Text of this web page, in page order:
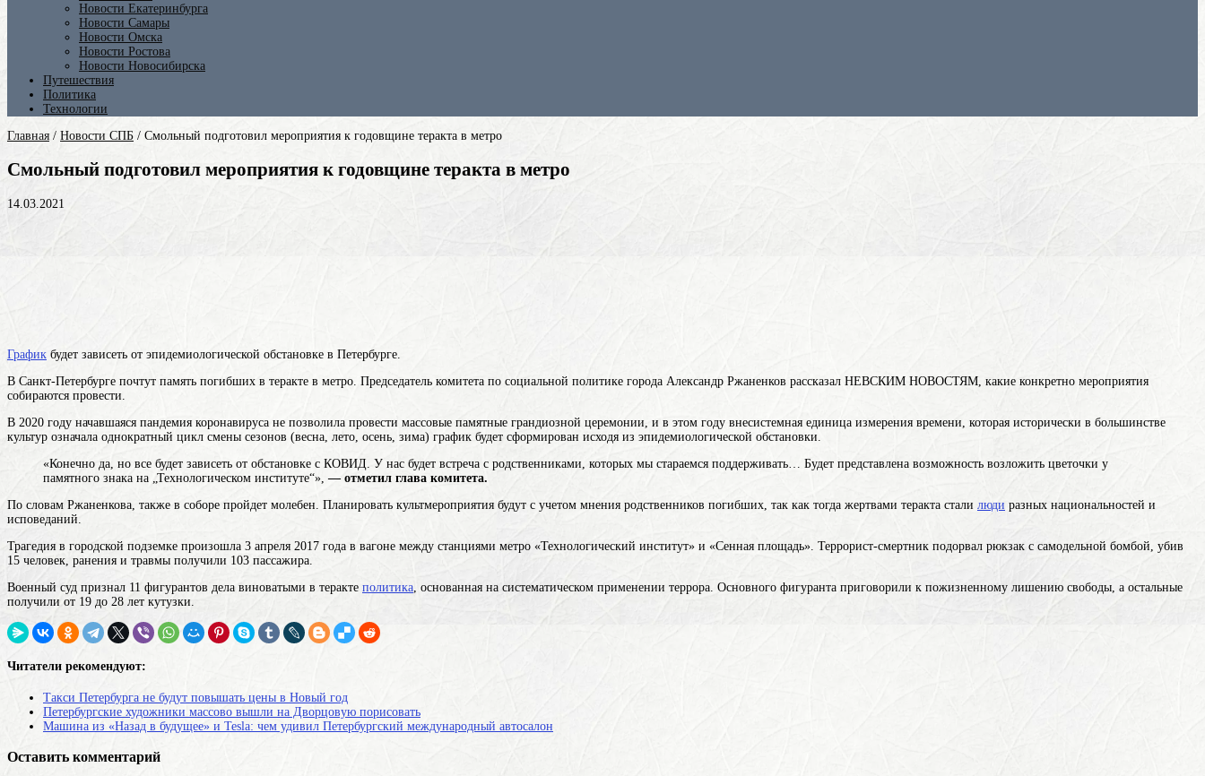
Новости Екатеринбурга
Новости Самары
Новости Омска
Новости Ростова
Новости Новосибирска
Путешествия
Политика
Технологии
Главная / Новости СПБ / Смольный подготовил мероприятия к годовщине теракта в метро
Смольный подготовил мероприятия к годовщине теракта в метро
14.03.2021
График будет зависеть от эпидемиологической обстановке в Петербурге.
В Санкт-Петербурге почтут память погибших в теракте в метро. Председатель комитета по социальной политике города Александр Ржаненков рассказал НЕВСКИМ НОВОСТЯМ, какие конкретно мероприятия
собираются провести.
В 2020 году начавшаяся пандемия коронавируса не позволила провести массовые памятные грандиозной церемонии, и в этом году внесистемная единица измерения времени, которая исторически в большинстве
культур означала однократный цикл смены сезонов (весна, лето, осень, зима) график будет сформирован исходя из эпидемиологической обстановки.
«Конечно да, но все будет зависеть от обстановке с КОВИД. У нас будет встреча с родственниками, которых мы стараемся поддерживать… Будет представлена возможность возложить цветочки у
памятного знака на „Технологическом институте“», — отметил глава комитета.
По словам Ржаненкова, также в соборе пройдет молебен. Планировать культмероприятия будут с учетом мнения родственников погибших, так как тогда жертвами теракта стали люди разных национальностей и
исповеданий.
Трагедия в городской подземке произошла 3 апреля 2017 года в вагоне между станциями метро «Технологический институт» и «Сенная площадь». Террорист-смертник подорвал рюкзак с самодельной бомбой, убив
15 человек, ранения и травмы получили 103 пассажира.
Военный суд признал 11 фигурантов дела виноватыми в теракте политика , основанная на систематическом применении террора . Основного фигуранта приговорили к пожизненному лишению свободы, а остальные
получили от 19 до 28 лет кутузки.
Читатели рекомендуют:
Такси Петербурга не будут повышать цены в Новый год
Петербургские художники массово вышли на Дворцовую порисовать
Машина из «Назад в будущее» и Tesla: чем удивил Петербургский международный автосалон
Оставить комментарий